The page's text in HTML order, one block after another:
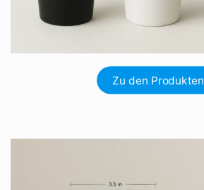
Zu den Produkten